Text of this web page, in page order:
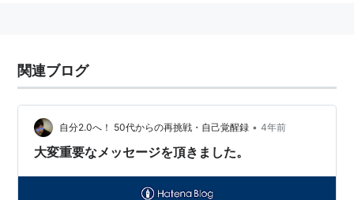
リスト
ISBN:4894561255
ISBN:4758430268
ISBN:4758430799
関連ブログ
自分2.0へ！ 50代からの再挑戦・自己覚醒録 • 4年前
大変重要なメッセージを頂きました。